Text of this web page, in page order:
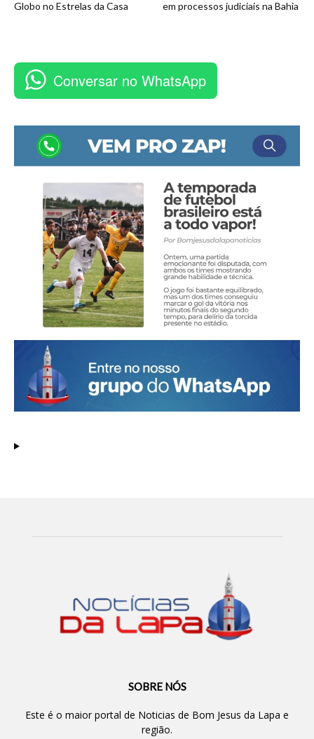
Globo no Estrelas da Casa
em processos judiciais na Bahia
Conversar no WhatsApp
SOBRE NÓS
Este é o maior portal de Noticias de Bom Jesus da Lapa e
região.